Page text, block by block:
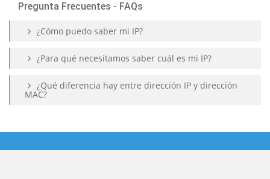
Pregunta Frecuentes - FAQs
¿Cómo puedo saber mi IP?
¿Para qué necesitamos saber cuál es mi IP?
¿Qué diferencia hay entre dirección IP y dirección
MAC?